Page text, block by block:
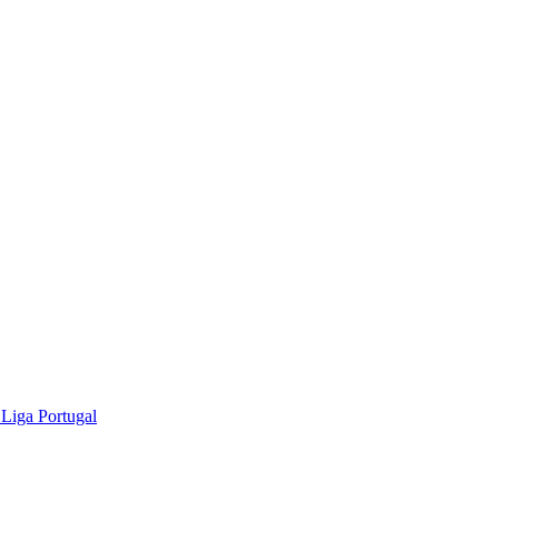
Liga Portugal